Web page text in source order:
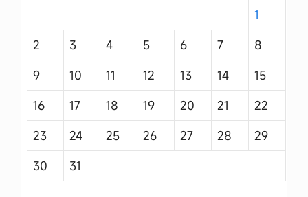
1
2
3 4 5 6 7
8
9
10 11 12 13 14
15
16
17 18 19 20 21
22
23
24 25 26 27 28
29
30
31